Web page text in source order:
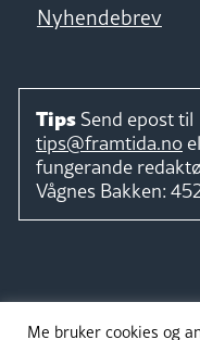
Nyhendebrev
Tips Send epost til
tips@framtida.no
fungerande
Vågnes Bakken:
Me bruker cookies og